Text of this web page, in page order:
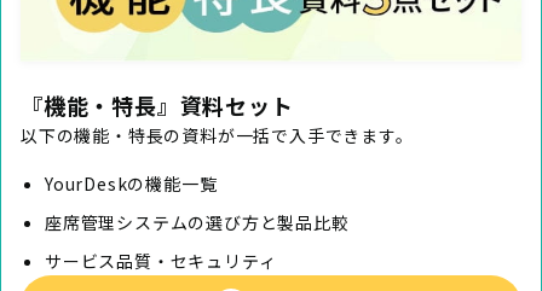
『機能・特長』資料セット
以下の機能・特長の資料が一括で入手できます。
YourDeskの機能一覧
座席管理システムの選び方と製品比較
サービス品質・セキュリティ